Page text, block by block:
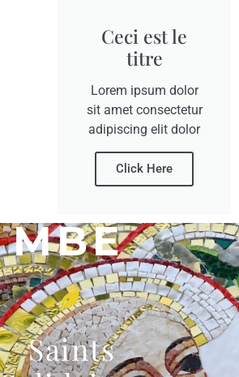
Ceci est le
titre
Lorem ipsum dolor
sit amet consectetur
adipiscing elit dolor
Click Here
MBE
Saints